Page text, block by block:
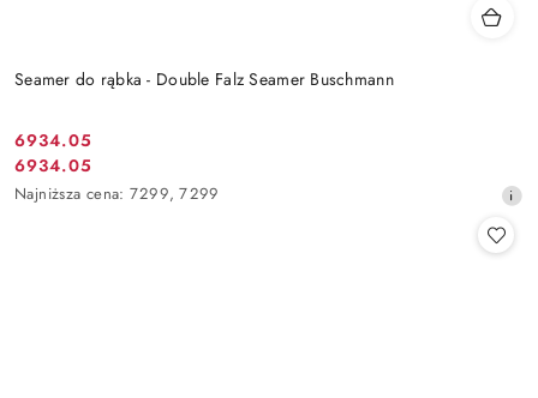
Seamer do rąbka - Double Falz Seamer Buschmann
Cena
promocyjna:
6934.05
Cena
promocyjna:
6934.05
Najniższa
Najniższa cena: 7299, 7299